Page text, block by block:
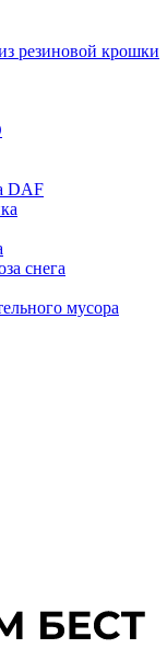
резиновой крошки
DAF
снега
мусора